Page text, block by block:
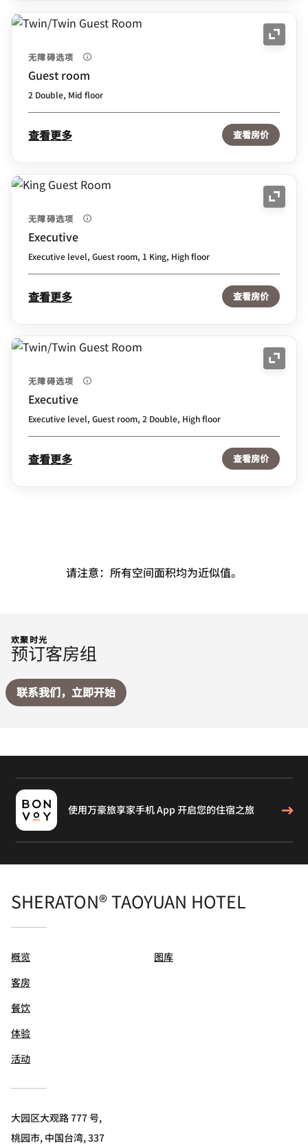
展开
无障碍选项
Guest room
2 Double, Mid floor
查看更多 查看房价
展开
无障碍选项
Executive
Executive level, Guest room, 1 King, High floor
查看更多 查看房价
展开
无障碍选项
Executive
Executive level, Guest room, 2 Double, High floor
查看更多 查看房价
请注意：所有空间面积均为近似值。
欢聚时光
预订客房组
联系我们，立即开始
使用万豪旅享家手机 App 开启您的住宿之旅
SHERATON® TAOYUAN HOTEL
概览
客房
餐饮
体验
活动
图库
大园区大观路 777 号,
桃园市, 中国台湾, 337